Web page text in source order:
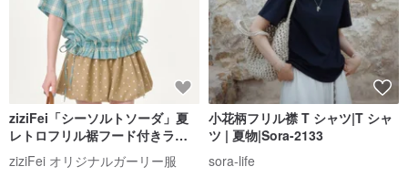
ziziFei「シーソルトソーダ」夏
レトロフリル裾フード付きライ
トグリーングレンチェック半袖
シャツ
ziziFei オリジナルガーリー服
小花柄フリル襟 T シャツ|T シャ
ツ | 夏物|Sora-2133
sora-life